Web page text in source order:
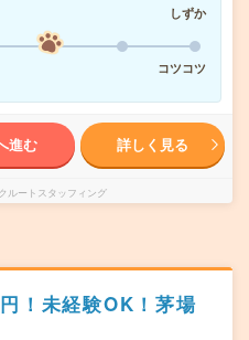
しずか
コツコツ
進む 詳しく見る
ルートスタッフィング
！未経験OK！茅場